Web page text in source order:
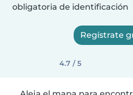
obligatoria de identificación
Regístrate
4.7 / 5